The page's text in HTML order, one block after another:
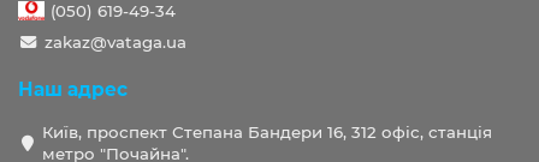
(050) 619-49-34
zakaz@vataga.ua
Наш адрес
Київ, проспект Степана Бандери 16, 312 офіс, станція
метро "Почайна".